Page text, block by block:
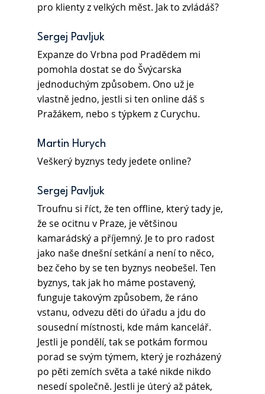
pro klienty z velkých měst. Jak to zvládáš?
Sergej Pavljuk
Expanze do Vrbna pod Pradědem mi
pomohla dostat se do Švýcarska
jednoduchým způsobem. Ono už je
vlastně jedno, jestli si ten online dáš s
Pražákem, nebo s týpkem z Curychu.
Martin Hurych
Veškerý byznys tedy jedete online?
Sergej Pavljuk
Troufnu si říct, že ten offline, který tady je,
že se ocitnu v Praze, je většinou
kamarádský a příjemný. Je to pro radost
jako naše dnešní setkání a není to něco,
bez čeho by se ten byznys neobešel. Ten
byznys, tak jak ho máme postavený,
funguje takovým způsobem, že ráno
vstanu, odvezu děti do úřadu a jdu do
sousední místnosti, kde mám kancelář.
Jestli je pondělí, tak se potkám formou
porad se svým týmem, který je rozházený
po pěti zemích světa a také nikde nikdo
nesedí společně. Jestli je úterý až pátek,